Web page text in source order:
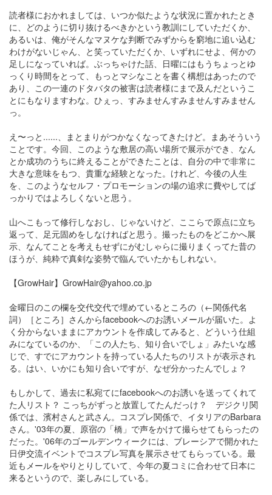
読者様におかれましては、いつか似たような状況に置かれたとき
に、どのように切り抜けるべきかという教訓にしていただくか、
あるいは、俺がそんなマヌケな判断でみずからを窮地に追い込む
わけがないじゃん、と笑っていただくか、いずれにせよ、何かの
足しになっていれば。ぶっちゃけた話、日曜にはもうちょっとゆ
っくり時間をとって、もっとマシなことを書く構想はあったので
あり、この一連のドタバタの被害は読者様にまで及んだというこ
とにもなりますわな。ひぇっ、すみませんすみませんすみません
っ。
え〜っと......、まとまりがつかなくなってきたけど。まあそういう
ことです。今回、このような敷居の高い場所で展示ができ、なん
とか成功のうちに終えることができたことは、自分の中で非常に
大きな意味をもつ、貴重な経験となった。けれど、今後の人生
を、このようなセルフ・プロモーションの場の追求に費やしてば
っかりではよろしくないと思う。
山へこもって修行しなおし、じゃないけど、ここらで原点に立ち
返って、足元固めをしなければと思う。撮ったものをどこかへ展
示、なんてことを考えもせずにがむしゃらに撮りまくってた昔の
ほうが、純粋で真剣な姿勢で臨んでいたかもしれない。
【GrowHair】GrowHair@yahoo.co.jp
金曜日のこの欄を交代交代で埋めているところの（←関係代名
詞）［ところ］さんからfacebookへのお誘いメールが届いた。よ
く分からないままにアカウントを作成してみると、どういう仕組
みになているのか、「この人たち、知り合いでしょ」みたいな感
じで、すでにアカウントを持っている人たちのリストが表示され
る。はい、いかにも知り合いですが、なぜ分かったんでしょ？
もしかして、過去に私宛てにfacebookへのお誘いを送ってくれて
た人リスト？ こっちがずっと放置してたんだっけ？ デジクリ関
係では、濱村さんと武さん。コスプレ関係で、イタリアのBarbara
さん。'03年の夏、原宿の「橋」で声をかけて撮らせてもらったの
だった。'06年のゴールデンウィークには、ブレーシアで開かれた
日伊交流イベントでコスプレ写真を展示させてもらっている。最
近もメールをやりとりしていて、今年の夏コミに合わせて日本に
来るというので、楽しみにしている。